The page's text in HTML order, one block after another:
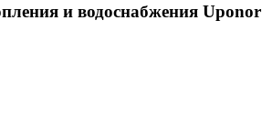
и водоснабжения Uponor